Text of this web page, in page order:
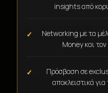
insights από
Networking με τα
Money και
Πρόσβαση σε
αποκλειστικά